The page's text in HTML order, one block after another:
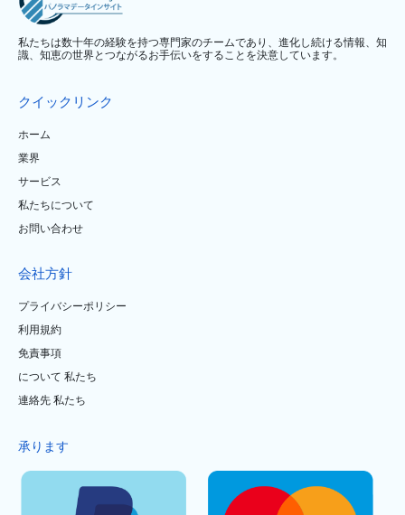
私たちは数十年の経験を持つ専門家のチームであり、進化し続ける情報、知
識、知恵の世界とつながるお手伝いをすることを決意しています。
クイックリンク
ホーム
業界
サービス
私たちについて
お問い合わせ
会社方針
プライバシーポリシー
利用規約
免責事項
について 私たち
連絡先 私たち
承ります